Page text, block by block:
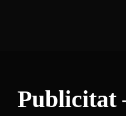
Publicitat